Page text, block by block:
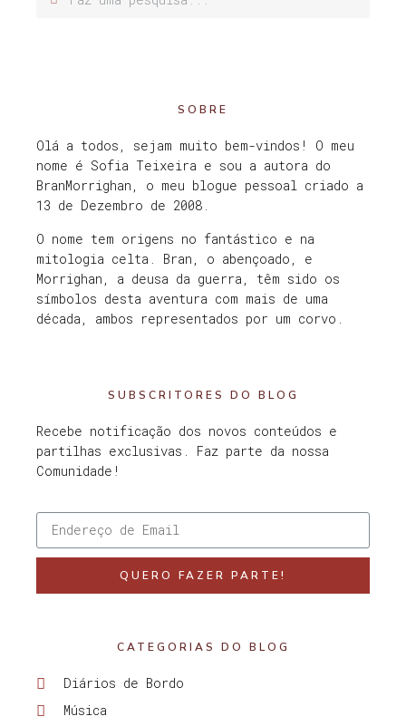
SOBRE
Olá a todos, sejam muito bem-vindos! O meu
nome é Sofia Teixeira e sou a autora do
BranMorrighan, o meu blogue pessoal criado a
13 de Dezembro de 2008.
O nome tem origens no fantástico e na
mitologia celta. Bran, o abençoado, e
Morrighan, a deusa da guerra, têm sido os
símbolos desta aventura com mais de uma
década, ambos representados por um corvo.
SUBSCRITORES DO BLOG
Recebe notificação dos novos conteúdos e
partilhas exclusivas. Faz parte da nossa
Comunidade!
QUERO FAZER PARTE!
CATEGORIAS DO BLOG
Diários de Bordo
Música